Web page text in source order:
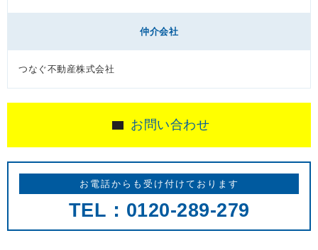
仲介会社
つなぐ不動産株式会社
お問い合わせ
お電話からも受け付けております
TEL：0120-289-279